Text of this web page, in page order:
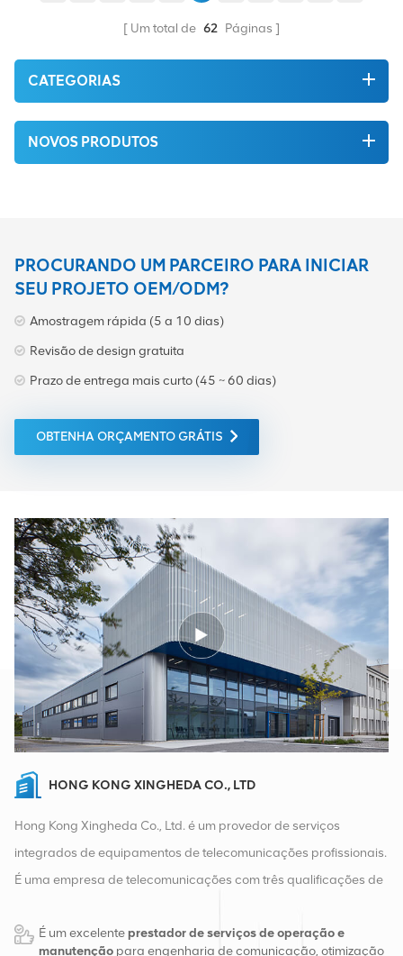
transmissão e baixo
consumo de energia.
Um total de 62 Páginas
CATEGORIAS
NOVOS PRODUTOS
PROCURANDO UM PARCEIRO PARA INICIAR
SEU PROJETO OEM/ODM?
Amostragem rápida (5 a 10 dias)
Revisão de design gratuita
Prazo de entrega mais curto (45 ~ 60 dias)
OBTENHA ORÇAMENTO GRÁTIS
HONG KONG XINGHEDA CO., LTD
Hong Kong Xingheda Co., Ltd. é um provedor de serviços
integrados de equipamentos de telecomunicações profissionais.
É uma empresa de telecomunicações com três qualificações de
empresa possui dois armazéns inteligentes e centros de
É um excelenteprestador de serviços de operação e
manutenção para engenharia de comunicação, otimização